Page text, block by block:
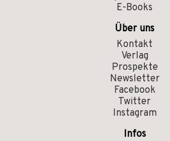
E-Books
Über uns
Kontakt
Verlag
Prospekte
Newsletter
Facebook
Twitter
Instagram
Infos